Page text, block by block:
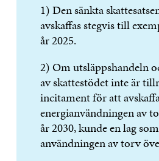
1) Den sänkta
avskaffas stegvis till
år 2025.
2) Om utsläppshandeln
av skattestödet inte är
incitament för att
energianvändningen av
år 2030, kunde en lag
användningen av torv